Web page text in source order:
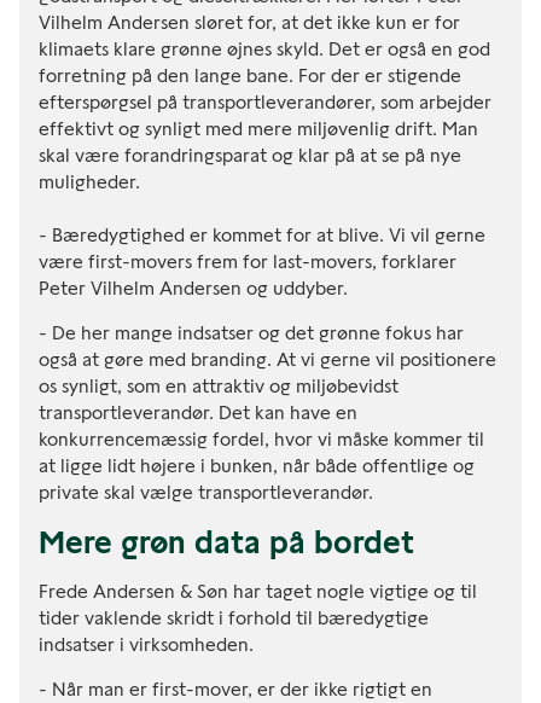
Vilhelm Andersen sløret for, at det ikke kun er for
klimaets klare grønne øjnes skyld. Det er også en god
forretning på den lange bane. For der er stigende
efterspørgsel på transportleverandører, som arbejder
effektivt og synligt med mere miljøvenlig drift. Man
skal være forandringsparat og klar på at se på nye
muligheder.
- Bæredygtighed er kommet for at blive. Vi vil gerne
være first-movers frem for last-movers, forklarer
Peter Vilhelm Andersen og uddyber.
- De her mange indsatser og det grønne fokus har
også at gøre med branding. At vi gerne vil positionere
os synligt, som en attraktiv og miljøbevidst
transportleverandør. Det kan have en
konkurrencemæssig fordel, hvor vi måske kommer til
at ligge lidt højere i bunken, når både offentlige og
private skal vælge transportleverandør.
Mere grøn data på bordet
Frede Andersen & Søn har taget nogle vigtige og til
tider vaklende skridt i forhold til bæredygtige
indsatser i virksomheden.
- Når man er first-mover, er der ikke rigtigt en